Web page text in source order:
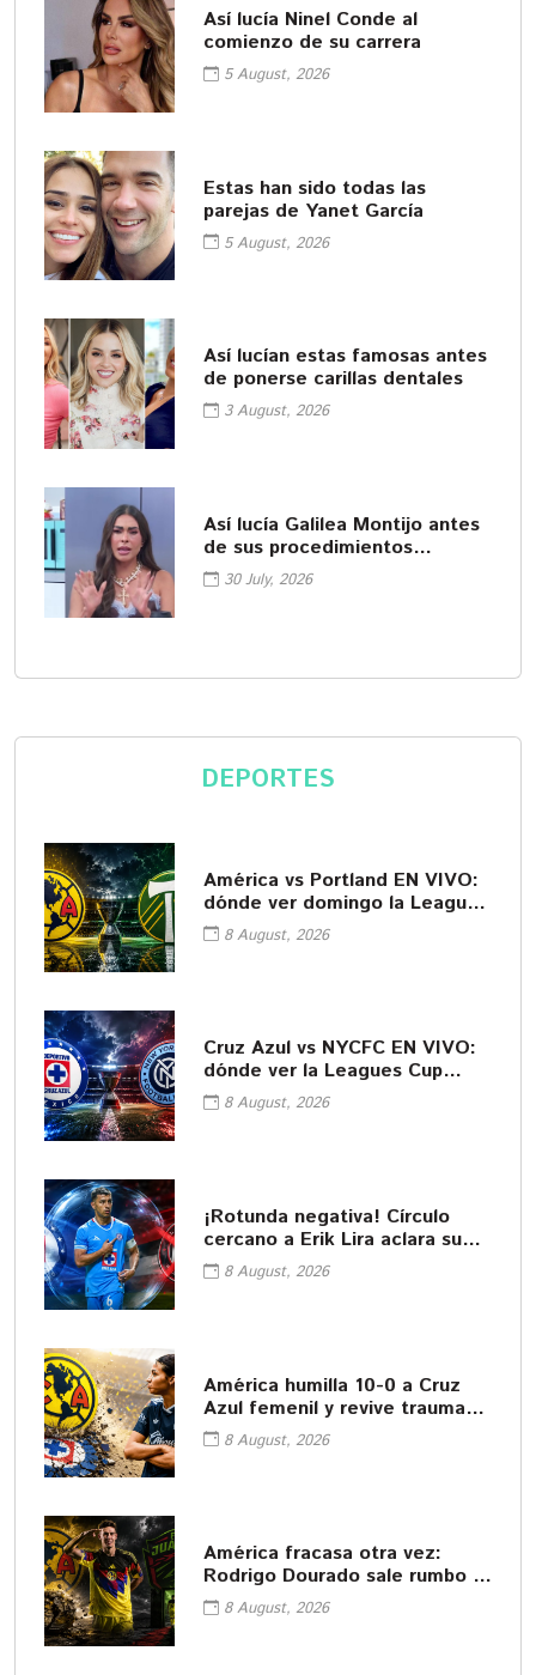
Así lucía Ninel Conde al
comienzo de su carrera
5 August, 2026
Estas han sido todas las
parejas de Yanet García
5 August, 2026
Así lucían estas famosas antes
de ponerse carillas dentales
3 August, 2026
Así lucía Galilea Montijo antes
de sus procedimientos
cosméticos
30 July, 2026
DEPORTES
América vs Portland EN VIVO:
dónde ver domingo la Leagues
Cup8 August, 2026
Cruz Azul vs NYCFC EN VIVO:
dónde ver la Leagues Cup
20268 August, 2026
¡Rotunda negativa! Círculo
cercano a Erik Lira aclara su
futuro
8 August, 2026
América humilla 10-0 a Cruz
Azul femenil y revive traumas
del pasado
8 August, 2026
América fracasa otra vez:
Rodrigo Dourado sale rumbo a
Juárez
8 August, 2026